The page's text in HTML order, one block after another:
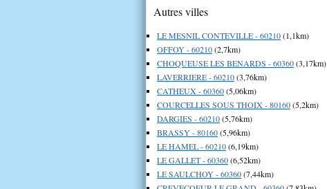
Autres villes
LE MESNIL CONTEVILLE - 60210(1,1km)
OFFOY - 60210(2,7km)
CHOQUEUSE LES BENARDS - 60360(3,17km)
LAVERRIERE - 60210(3,76km)
CATHEUX - 60360(5,06km)
COURCELLES SOUS THOIX - 80160(5,2km)
DARGIES - 60210(5,76km)
BRASSY - 80160(5,96km)
LE HAMEL - 60210(6,19km)
LE GALLET - 60360(6,52km)
LE SAULCHOY - 60360(7,44km)